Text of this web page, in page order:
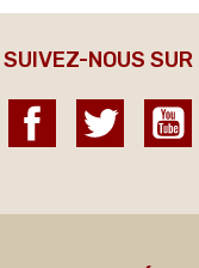
SUIVEZ-NOUS SUR
Facebook Twitter